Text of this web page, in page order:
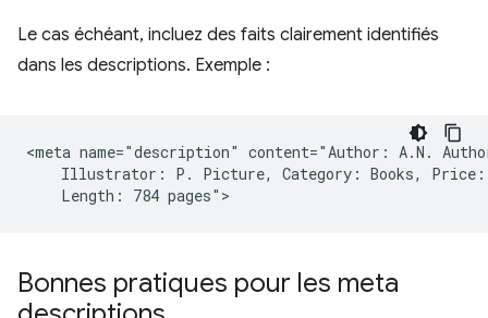
Le cas échéant, incluez des faits clairement identifiés
dans les descriptions. Exemple :
<meta name="description" content="Author: A.N.
Illustrator: P. Picture, Category: Books,
Bonnes pratiques pour les meta